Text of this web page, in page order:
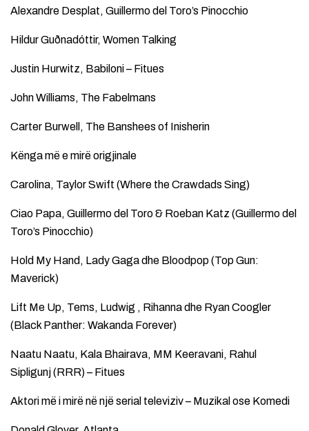
Alexandre Desplat, Guillermo del Toro’s Pinocchio
Hildur Guðnadóttir, Women Talking
Justin Hurwitz, Babiloni – Fitues
John Williams, The Fabelmans
Carter Burwell, The Banshees of Inisherin
Kënga më e mirë origjinale
Carolina, Taylor Swift (Where the Crawdads Sing)
Ciao Papa, Guillermo del Toro & Roeban Katz (Guillermo del
Toro’s Pinocchio)
Hold My Hand, Lady Gaga dhe Bloodpop (Top Gun:
Maverick)
Lift Me Up, Tems, Ludwig , Rihanna dhe Ryan Coogler
(Black Panther: Wakanda Forever)
Naatu Naatu, Kala Bhairava, MM Keeravani, Rahul
Sipligunj (RRR) – Fitues
Aktori më i mirë në një serial televiziv – Muzikal ose Komedi